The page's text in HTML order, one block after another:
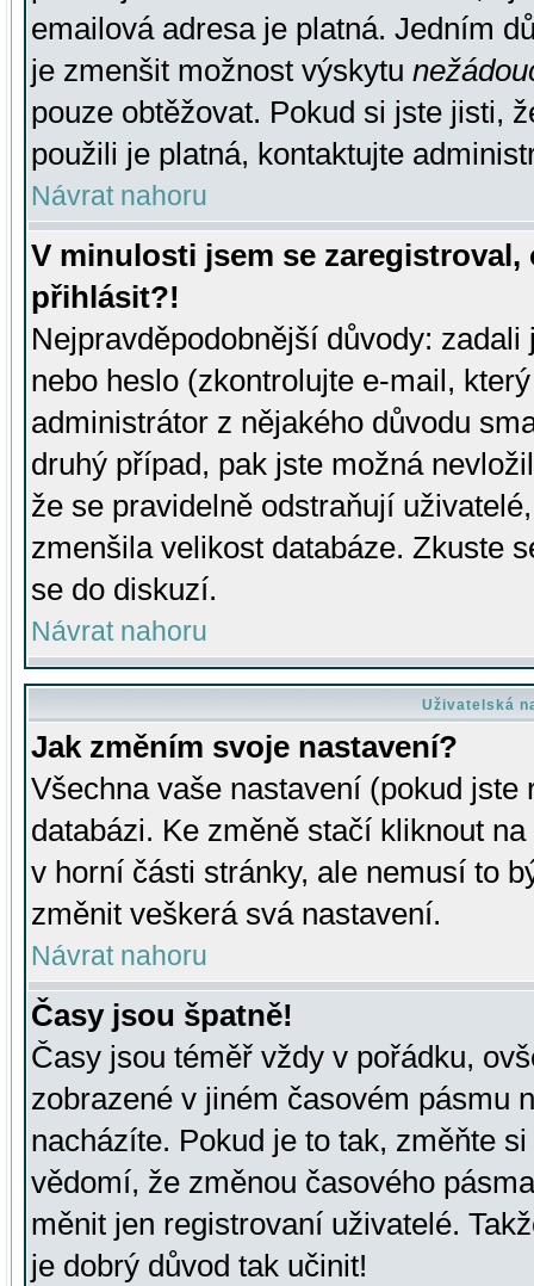
emailová adresa je platná. Jedním
je zmenšit možnost výskytu
pouze obtěžovat. Pokud si jste jisti,
použili je platná, kontaktujte
Návrat nahoru
V minulosti jsem se
přihlásit?!
Nejpravděpodobnější důvody:
nebo heslo (zkontrolujte e-mail,
administrátor z nějakého důvodu
druhý případ, pak jste možná
že se pravidelně odstraňují
zmenšila velikost databáze. Zkuste
se do diskuzí.
Návrat nahoru
Uživatelská
Jak změním svoje nastavení?
Všechna vaše nastavení (pokud
databázi. Ke změně stačí kliknout
v horní části stránky, ale nemusí to
změnit veškerá svá nastavení.
Návrat nahoru
Časy jsou špatně!
Časy jsou téměř vždy v pořádku,
zobrazené v jiném časovém pásmu
nacházíte. Pokud je to tak, změňte
vědomí, že změnou časového
měnit jen registrovaní uživatelé.
je dobrý důvod tak učinit!